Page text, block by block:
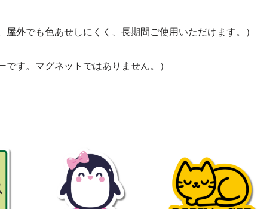
外でも色あせしにくく、長期間ご使用いただけます。）
す。マグネットではありません。）